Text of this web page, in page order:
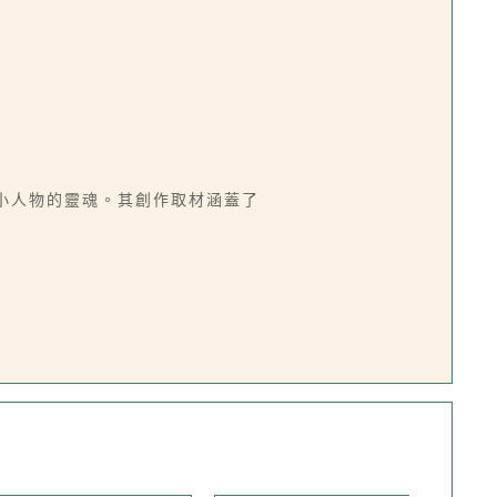
物的靈魂。其創作取材涵蓋了